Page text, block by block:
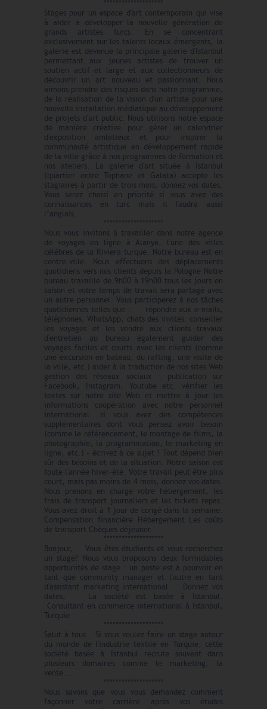
Stages pour un espace d'art contemporain qui vise
à aider à développer la nouvelle génération de
grands artistes turcs. En se concentrant
exclusivement sur les talents locaux émergents, la
galerie est devenue la principale galerie d'Istanbul
permettant aux jeunes artistes de trouver un
soutien actif et large et aux collectionneurs de
découvrir un art nouveau et passionnant. Nous
aimons prendre des risques dans notre programme,
de la réalisation de la vision d'un artiste pour une
nouvelle installation médiatique au développement
de projets d'art public. Nous utilisons notre espace
de manière créative pour gérer un calendrier
d'exposition ambitieux et pour inspirer la
communauté artistique en développement rapide
de la ville grâce à nos programmes de formation et
nos ateliers. La galerie d'art située à Istanbul
(quartier entre Tophane et Galata) accepte les
stagiaires à partir de trois mois, donnez vos dates.
Vous serez choisi en priorité si vous avez des
connaissances en turc mais il faudra aussi
l’anglais.
Nous vous invitons à travailler dans notre agence
de voyages en ligne à Alanya, l'une des villes
célèbres de la Riviera turque. Notre bureau est en
centre-ville. Nous effectuons des déplacements
quotidiens vers nos clients depuis la Pologne Notre
bureau travaille de 9h00 à 19h00 tous les jours en
saison et votre temps de travail sera partagé avec
un autre personnel. Vous participerez à nos tâches
quotidiennes telles que : répondre aux e-mails,
téléphones, WhatsApp, chats des invités. conseiller
les voyages et les vendre aux clients travaux
d'entretien au bureau également guider des
voyages faciles et courts avec les clients (comme
une excursion en bateau, du rafting, une visite de
la ville, etc.) aider à la traduction de nos sites Web
gestion des réseaux sociaux : publication sur
Facebook, Instagram, Youtube etc. vérifier les
textes sur notre site Web et mettre à jour les
informations coopération avec notre personnel
international. si vous avez des compétences
supplémentaires dont vous pensez avoir besoin
(comme le référencement, le montage de films, la
photographie, la programmation, le marketing en
ligne, etc.) - écrivez à ce sujet ! Tout dépend bien
sûr des besoins et de la situation. Notre saison est
toute l'année hiver-été. Votre travail peut être plus
court, mais pas moins de 4 mois, donnez vos dates.
Nous prenons en charge votre hébergement, les
frais de transport journaliers et les tickets repas.
Vous avez droit à 1 jour de congé dans la semaine.
Compensation financière Hébergement Les coûts
de transport Chèques déjeuner.
Bonjour, Vous êtes étudiants et vous recherchez
un stage? Nous vous proposons deux formidables
opportunités de stage : un poste est à pourvoir en
tant que community manager et l'autre en tant
d'assistant marketing international. Donnez vos
dates; La société est basée à Istanbul.
Consultant en commerce international à Istanbul,
Turquie
Salut à tous Si vous voulez faire un stage autour
du monde de l'industrie textile en Turquie, cette
société basée à Istanbul recrute souvent dans
plusieurs domaines comme le marketing, la
vente...
Nous savons que vous vous demandez comment
façonner votre carrière après vos études